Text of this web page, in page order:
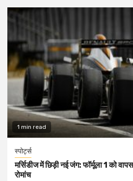
1 min read
स्पोर्ट्स
मर्सिडीज में छिड़ी नई जंग: फॉर्मूला 1 को
रोमांच